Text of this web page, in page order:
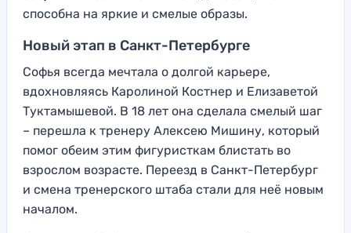
способна на яркие и смелые образы.
Новый этап в Санкт-Петербурге
Софья всегда мечтала о долгой карьере,
вдохновляясь Каролиной Костнер и Елизаветой
Туктамышевой. В 18 лет она сделала смелый шаг
– перешла к тренеру Алексею Мишину, который
помог обеим этим фигуристкам блистать во
взрослом возрасте. Переезд в Санкт-Петербург
и смена тренерского штаба стали для неё новым
началом.